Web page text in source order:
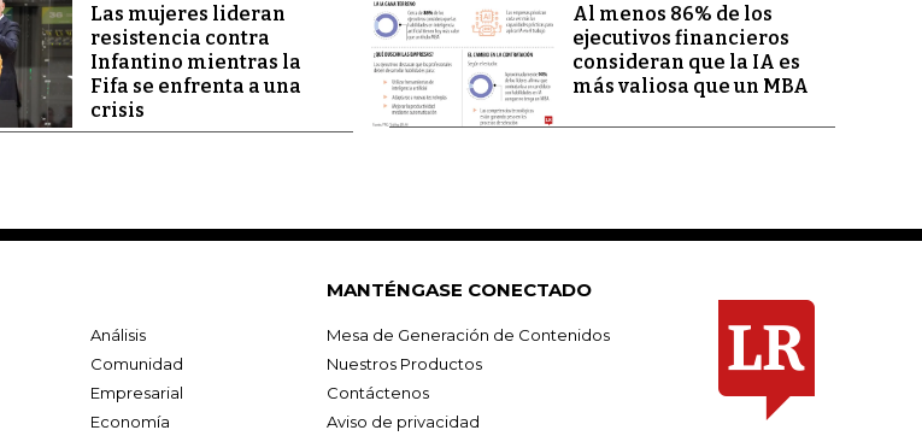
Las mujeres lideran
resistencia contra
Infantino mientras la
Fifa se enfrenta a una
crisis
Al menos 86% de los
ejecutivos financieros
consideran que la IA es
más valiosa que un MBA
Análisis
Comunidad
Empresarial
Economía
MANTÉNGASE CONECTADO
Mesa de Generación de Contenidos
Nuestros Productos
Contáctenos
Aviso de privacidad